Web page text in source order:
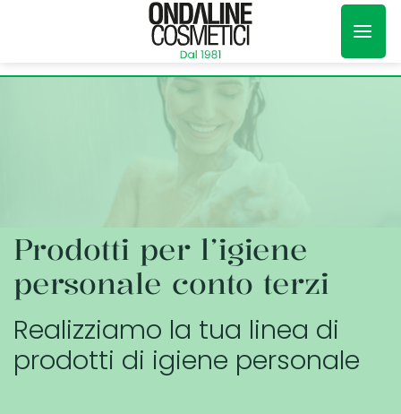
Prodotti per l’igiene
personale conto terzi
Realizziamo la tua linea di
prodotti di igiene personale